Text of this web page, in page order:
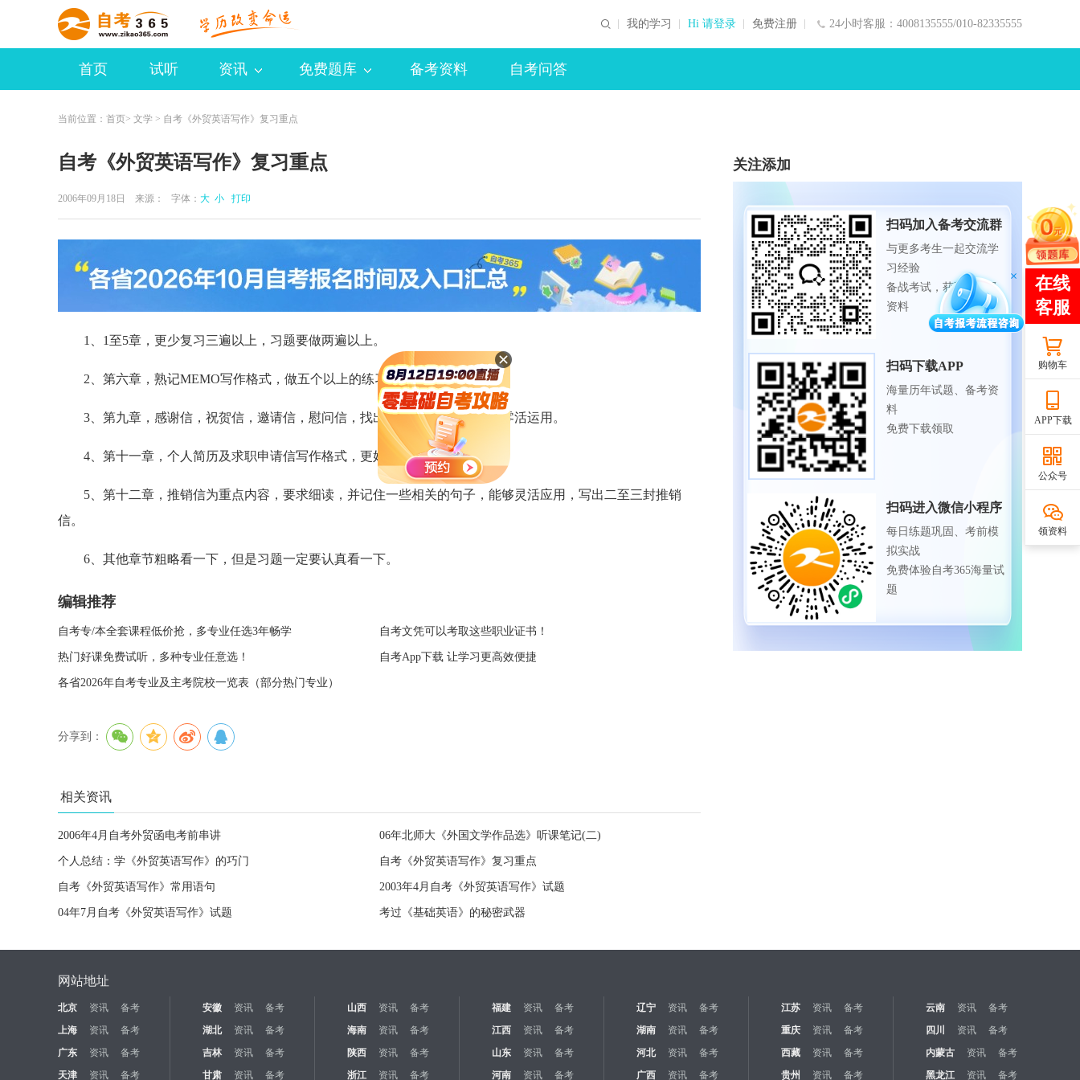
24小时客服：4008135555/010-82335555
我的学习 Hi 请登录 免费注册
首页 试听 资讯 免费题库 备考资料 自考问答
当前位置： 首页> 文学 > 自考《外贸英语写作》复习重点
自考《外贸英语写作》复习重点
2006年09月18日 来源： 字体： 大 小 打印
1、1至5章，更少复习三遍以上，习题要做两遍以上。
2、第六章，熟记MEMO写作格式，做五个以上的练习。
3、第九章，感谢信，祝贺信，邀请信，慰问信，找出常用的句子，熟记并零活运用。
4、第十一章，个人简历及求职申请信写作格式，更好能写出一份简历。
5、第十二章，推销信为重点内容，要求细读，并记住一些相关的句子，能够灵活应用，写出二至三封推销
信。
6、其他章节粗略看一下，但是习题一定要认真看一下。
编辑推荐
自考专/本全套课程低价抢，多专业任选3年畅学 自考文凭可以考取这些职业证书！
热门好课免费试听，多种专业任意选！ 自考App下载 让学习更高效便捷
各省2026年自考专业及主考院校一览表（部分热门专业）
分享到：
相关资讯
2006年4月自考外贸函电考前串讲 06年北师大《外国文学作品选》听课笔记(二)
个人总结：学《外贸英语写作》的巧门 自考《外贸英语写作》复习重点
自考《外贸英语写作》常用语句 2003年4月自考《外贸英语写作》试题
04年7月自考《外贸英语写作》试题 考过《基础英语》的秘密武器
关注添加
扫码加入备考交流群
与更多考生一起交流学
习经验
备战考试，获取试题及
资料
扫码下载APP
海量历年试题、备考资
料
免费下载领取
扫码进入微信小程序
每日练题巩固、考前模
拟实战
免费体验自考365海量试
题
购物车
APP下载
公众号
领资料
网站地址
北京 资讯 备考 安徽 资讯 备考 山西 资讯 备考 福建 资讯 备考 辽宁 资讯 备考 江苏 资讯 备考 云南 资讯
备考
上海
资讯 备考 湖北 资讯 备考 海南 资讯 备考 江西 资讯 备考 湖南 资讯 备考 重庆 资讯 备考 四川 资讯
备考
广东
资讯 备考 吉林 资讯 备考 陕西 资讯 备考 山东 资讯 备考 河北 资讯 备考 西藏 资讯 备考 内蒙古 资讯
备考
天津
资讯 备考 甘肃 资讯 备考 浙江 资讯 备考 河南 资讯 备考 广西 资讯 备考 贵州 资讯 备考 黑龙江 资讯 备考